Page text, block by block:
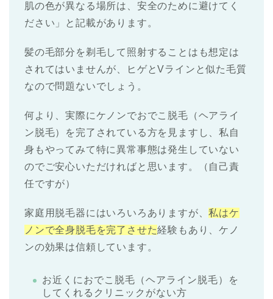
肌の色が異なる場所は、安全のために避けてく
ださい」と記載があります。
髪の毛部分を剃毛して照射することはも想定は
されてはいませんが、ヒゲとVラインと似た毛質
なので問題ないでしょう。
何より、実際にケノンでおでこ脱毛（ヘアライ
ン脱毛）を完了されている方を見ますし、私自
身もやってみて特に異常事態は発生していない
のでご安心いただければと思います。（自己責
任ですが）
家庭用脱毛器にはいろいろありますが、私はケ
ノンで全身脱毛を完了させた経験もあり、ケノ
ンの効果は信頼しています。
お近くにおでこ脱毛（ヘアライン脱毛）を
してくれるクリニックがない方